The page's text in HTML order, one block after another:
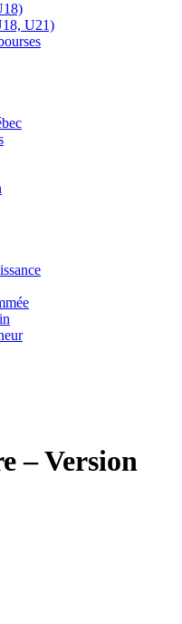
U21)
– Version